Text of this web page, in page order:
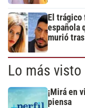
El trágico
española
murió
Lo más visto
¡Mirá en
piensa